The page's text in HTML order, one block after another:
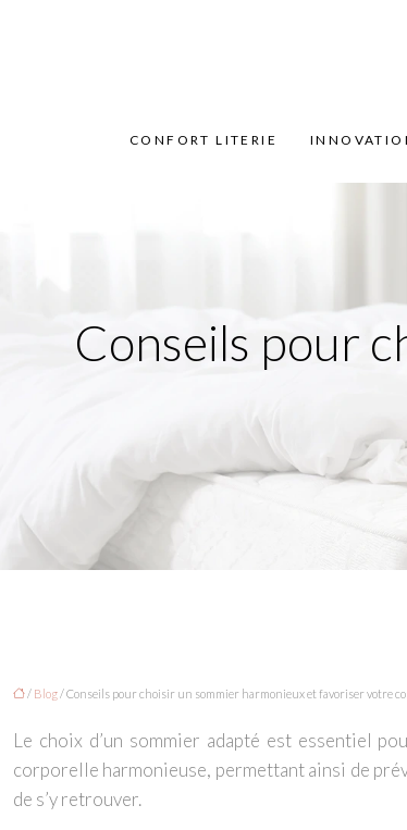
CONFORT LITERIE
Conseils pour
/ Blog/ Conseils pour choisir un sommier harmonieux et favoriser votre
Le choix d’un sommier adapté est essentiel
corporelle harmonieuse, permettant ainsi de
de s’y retrouver.